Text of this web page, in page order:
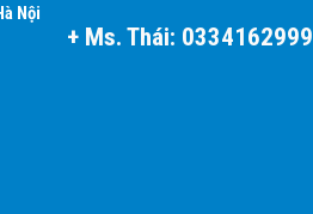
khí trong lành.
Nội
+ Ms. Thái: 0334162999